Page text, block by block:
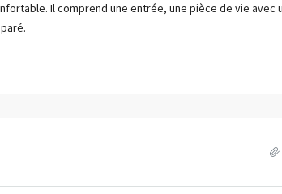
Il comprend une entrée, une pièce de vie avec